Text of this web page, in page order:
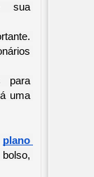
sua
para
dividir a internet, o que demandará uma
plano